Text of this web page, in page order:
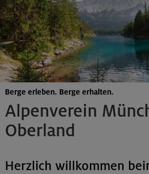
Alpenverein
Oberland
Berge erleben. Berge erhalten.
Herzlich willkommen